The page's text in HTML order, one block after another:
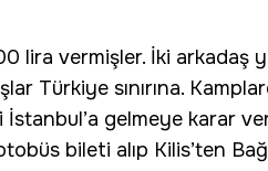
lira vermişler. İki arkadaş
Türkiye sınırına.
İstanbul’a gelmeye karar
bileti alıp Kilis’ten